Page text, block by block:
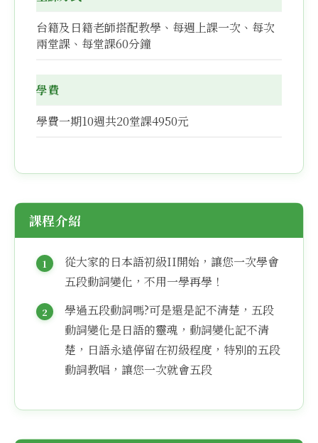
台籍及日籍老師搭配教學、每週上課一次、每次
兩堂課、每堂課60分鐘
學費
學費一期10週共20堂課4950元
課程介紹
從大家的日本語初級II開始，讓您一次學會
五段動詞變化，不用一學再學！
學過五段動詞嗎?可是還是記不清楚，五段
動詞變化是日語的靈魂，動詞變化記不清
楚，日語永遠停留在初級程度，特別的五段
動詞教唱，讓您一次就會五段